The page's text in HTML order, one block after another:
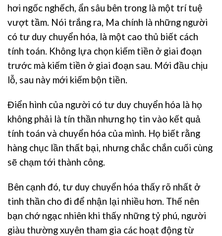
hơi ngốc nghếch, ẩn sâu bên trong là một trí tuệ
vượt tầm. Nói trắng ra, Ma chính là những người
có tư duy chuyển hóa, là một cao thủ biết cách
tính toán. Không lựa chọn kiếm tiền ở giai đoạn
trước mà kiếm tiền ở giai đoạn sau. Mới đầu chịu
lỗ, sau này mới kiếm bộn tiền.
Điển hình của người có tư duy chuyển hóa là họ
không phải là tín thần nhưng họ tin vào kết quả
tính toán và chuyển hóa của mình. Họ biết rằng
hàng chục lần thất bại, nhưng chắc chắn cuối cùng
sẽ chạm tới thành công.
Bên cạnh đó, tư duy chuyển hóa thấy rõ nhất ở
tinh thần cho đi để nhận lại nhiều hơn. Thế nên
bạn chớ ngạc nhiên khi thấy những tỷ phú, người
giàu thường xuyên tham gia các hoạt động từ